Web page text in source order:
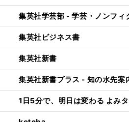
集英社学芸部 - 学芸・ノンフィ
集英社ビジネス書
集英社新書
集英社新書プラス - 知の水先案
1日5分で、明日は変わる よみ